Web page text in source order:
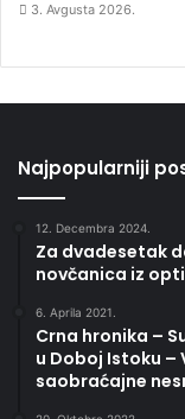
3. Avgusta 2026.
Najpopularniji
12. Decembra 2024.
Za dvadesetak
novčanica iz
6. Aprila 2021.
Crna hronika –
u Doboj Istoku –
saobraćajne